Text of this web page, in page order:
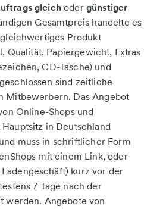
uftrags gleichoder günstiger
Gesamtpreis handelte es
Produkt
Qualität, Papiergewicht, Extras
CD-Tasche) und
sind zeitliche
Mitbewerbern. Das Angebot
Online-Shops und
in Deutschland
muss in schriftlicher Form
mit einem Link, oder
kurz vor der
7 Tage nach der
werden. Angebote von